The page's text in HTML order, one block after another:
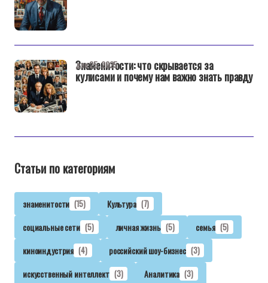
Знаменитости: что скрывается за
кулисами и почему нам важно знать правду
дек 25, 2025
Статьи по категориям
знаменитости (15) Культура (7)
социальные сети (5) личная жизнь (5) семья (5)
киноиндустрия (4) российский шоу-бизнес (3)
искусственный интеллект (3) Аналитика (3)